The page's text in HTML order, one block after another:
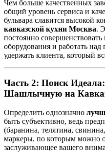
Чем больше качественных
общий уровень сервиса и
бульвара славится высокой
кавказской кухни Москва.
постоянно совершенствовать
оборудования и работать
удержать клиента, который
Часть 2: Поиск
Шашлычную на
Определить однозначно
быть субъективно, ведь
(баранина, телятина,
маркеры, по которым можно
заслуживающее вашего